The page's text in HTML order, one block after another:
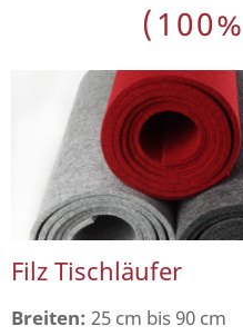
Filz Tischläufer
Breiten: 25 cm bis 90 cm